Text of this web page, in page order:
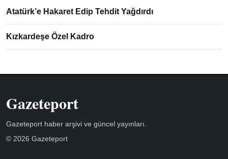
Atatürk’e Hakaret Edip Tehdit Yağdırdı
Kızkardeşe Özel Kadro
Gazeteport
Gazeteport haber arşivi ve güncel yayınları.
© 2026 Gazeteport